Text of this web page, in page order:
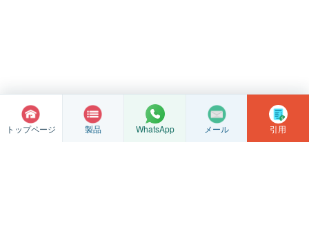
トップページ 製品 メール
WhatsApp 引用